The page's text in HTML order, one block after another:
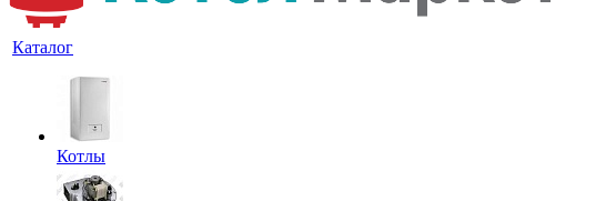
Каталог
Котлы